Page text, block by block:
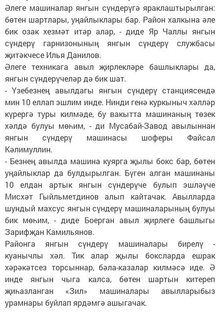
Әлеге машиналар янгын сүндерүгә яраклаштырылган:
бөтен шартлары, уңайлыклары бар. Район халкына әле
бик озак хезмәт итәр алар, - диде Яр Чаллы янгын
сүндерү гарнизонының янгын сүндерү службасы
җитәкчесе Илья Данилов.
Әлеге техникага авыл җирлекләре башлыклары да,
янгын сүндерүчеләр дә бик шат.
- Үзебезнең авылдагы янгын сүндерү станциясендә
мин 10 еллап эшлим инде. Нинди генә куркыныч хәлләр
күрергә туры килмәде, бу вакытта машинаның төзек
хәлдә булуы мөһим, - ди Мусабай-Завод авылыннан
янгын сүндерү машинасы шоферы Файсал
Кәлимуллин.
- Безнең авылда машина куярга җылы бокс бар, бөтен
уңайлыклар да булдырылган. Бүген алган машинаны
10 елдан артык янгын сүндерүче булып эшләүче
Мисхәт Гыйльметдинов алып кайтачак. Авылларда
шундый махсус янгын сүндерү машиналарының булуы
бик мөһим, - диде Боерган авыл җирлеге башлыгы
Зарифҗан Камильянов.
Районга янгын сүндерү машиналары бирелү -
куанычлы хәл. Тик алар җылы боксларда ешрак
хәрәкәтсез торсыннар, бәла-казалар килмәсә иде. Ә
инде янгын чыга калса, бөтен шартын китереп
җиһазланган «Зил» машиналары авылларыбыз
урамнары буйлап ярдәмгә ашыгачак.